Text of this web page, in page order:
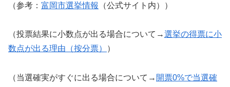
（参考： 富岡市選挙情報 （公式サイト内））
（投票結果に小数点が出る場合について→選挙の得票に小
数点が出る理由（按分票）
）
（当選確実がすぐに出る場合について→ 開票0%で当選確